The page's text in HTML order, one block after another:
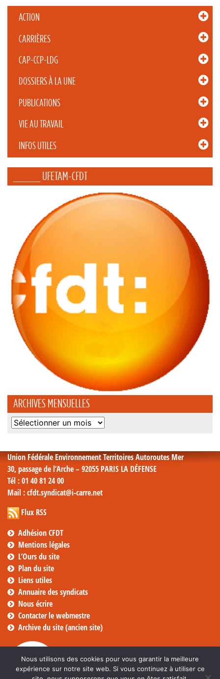
ACTION
CARRIÈRES
CAP-CCP-LDG
DOSSIERS À LA UNE
PUBLICATIONS
VIE AU TRAVAIL
INFOS UTILES
_____ UFETAM-CFDT
ARCHIVES MENSUELLES
Archives
Union Fédérale Environnement Territoires Autoroutes Mer
30, passage de l’Arche – 92055 PARIS LA DÉFENSE
Tél : 01 40 81 24 00
Mail : cfdt.syndicat@i-carre.net
Flux RSS
Adhésion CFDT
Mentions légales
L’Ours du site
Plan du site
Liens utiles
Annuaire des syndicats
Nous écrire
Contacter le webmestre
Archive du site (ancien site)
Nous utilisons des cookies pour vous garantir la meilleure
expérience sur notre site web. Si vous continuez à utiliser ce